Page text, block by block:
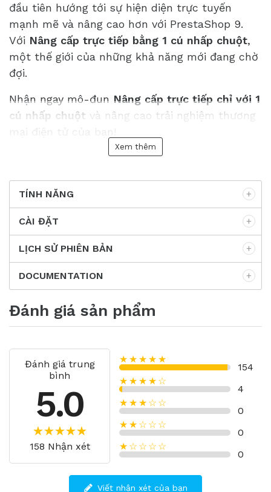
đầu tiên hướng tới sự hiện diện trực tuyến
mạnh mẽ và nâng cao hơn với PrestaShop 9.
Với Nâng cấp trực tiếp bằng 1 cú nhấp chuột,
một thế giới của những khả năng mới đang chờ
đợi.
Nhận ngay mô-đun Nâng cấp trực tiếp chỉ với 1
cú nhấp chuột và nâng cao trải nghiệm thương
Xem thêm
TÍNH NĂNG
CÀI ĐẶT
LỊCH SỬ PHIÊN BẢN
DOCUMENTATION
Đánh giá sản phẩm
Đánh giá trung
bình
5.0
158 Nhận xét
★★★★★
154
★★★★☆
4
★★★☆☆
0
★★☆☆☆
0
★☆☆☆☆
0
Viết nhận xét của bạn